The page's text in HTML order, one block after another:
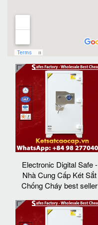
Electronic Digital Safe -
Nhà Cung Cấp Két Sắt
Chống Cháy best seller